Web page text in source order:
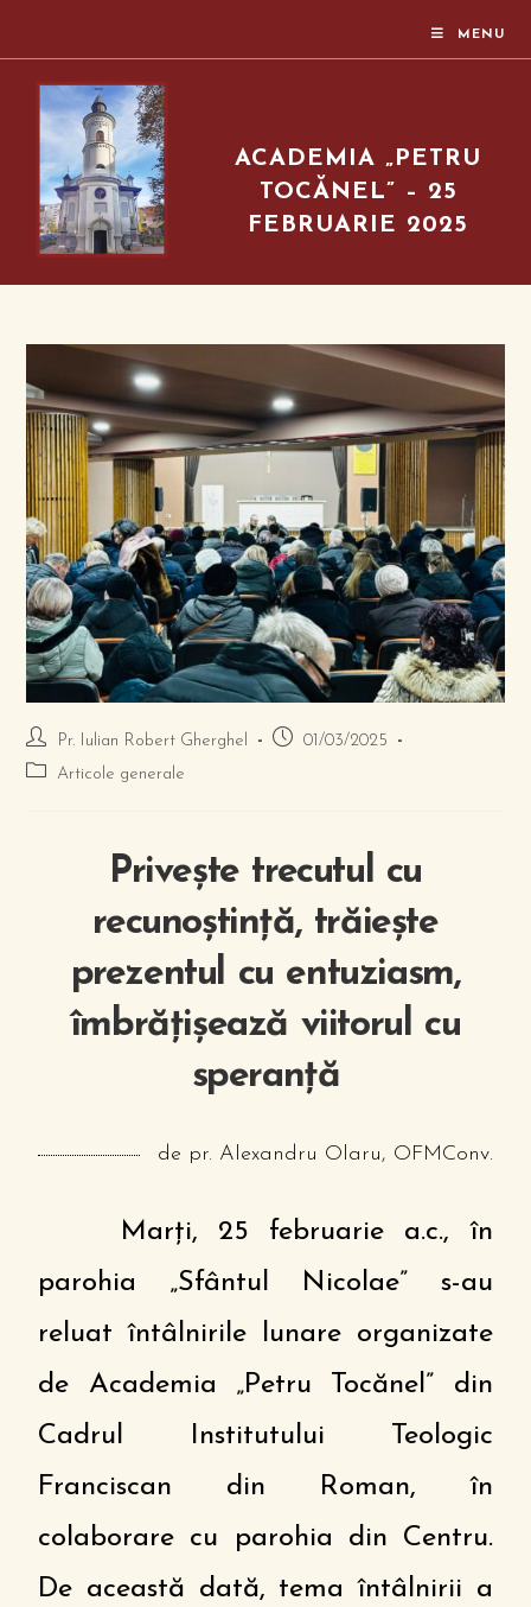
MENU
ACADEMIA „PETRU
TOCĂNEL” – 25
FEBRUARIE 2025
Pr. Iulian Robert Gherghel
01/03/2025
Articole generale
Privește trecutul cu
recunoștință, trăiește
prezentul cu entuziasm,
îmbrățișează viitorul cu
speranță
de pr. Alexandru Olaru, OFMConv.
Marți, 25 februarie a.c., în
parohia „Sfântul Nicolae” s-au
reluat întâlnirile lunare organizate
de Academia „Petru Tocănel” din
Cadrul Institutului Teologic
Franciscan din Roman, în
colaborare cu parohia din Centru.
De această dată, tema întâlnirii a